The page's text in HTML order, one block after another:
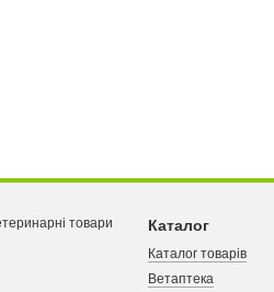
Каталог
Каталог товарів
Ветаптека